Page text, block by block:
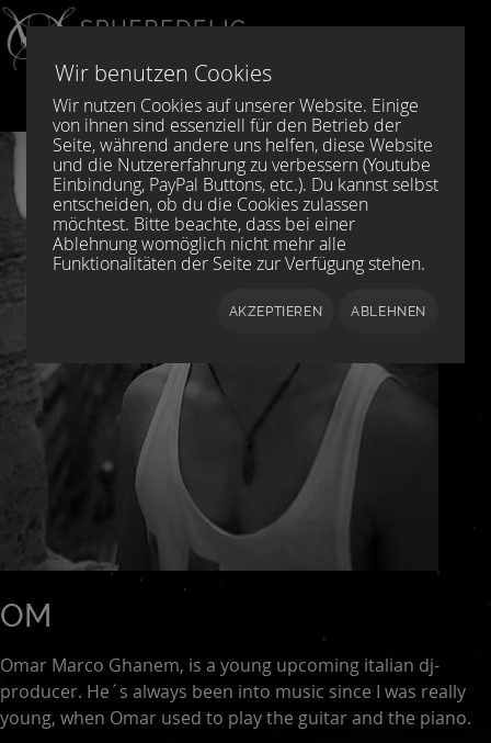
Sprache auswählen
OM
Omar Marco Ghanem, is a young upcoming italian dj-
producer. He´s always been into music since I was really
young, when Omar used to play the guitar and the piano.
Wir benutzen Cookies
Wir nutzen Cookies auf unserer Website. Einige
von ihnen sind essenziell für den Betrieb der
Seite, während andere uns helfen, diese Website
und die Nutzererfahrung zu verbessern (Youtube
Einbindung, PayPal Buttons, etc.). Du kannst selbst
entscheiden, ob du die Cookies zulassen
möchtest. Bitte beachte, dass bei einer
Ablehnung womöglich nicht mehr alle
Funktionalitäten der Seite zur Verfügung stehen.
AKZEPTIEREN ABLEHNEN